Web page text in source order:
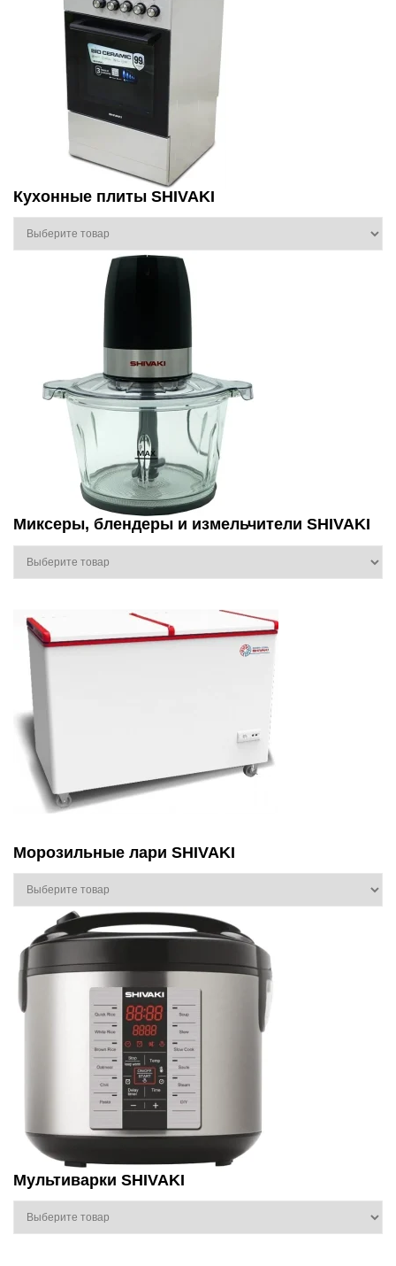
Кухонные плиты SHIVAKI
Миксеры, блендеры и измельчители SHIVAKI
Морозильные лари SHIVAKI
Мультиварки SHIVAKI